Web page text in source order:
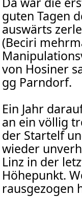
guten Tagen
auswärts
(Beciri
von Hosiner
gg Parndorf.
Ein Jahr
an ein völlig
der Startelf
wieder
Linz in der
Höhepunkt.
rausgezogen